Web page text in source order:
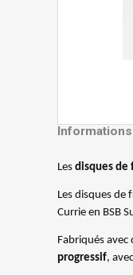
Les disques de
Les disques de
Currie en BSB
Fabriqués
progressif,